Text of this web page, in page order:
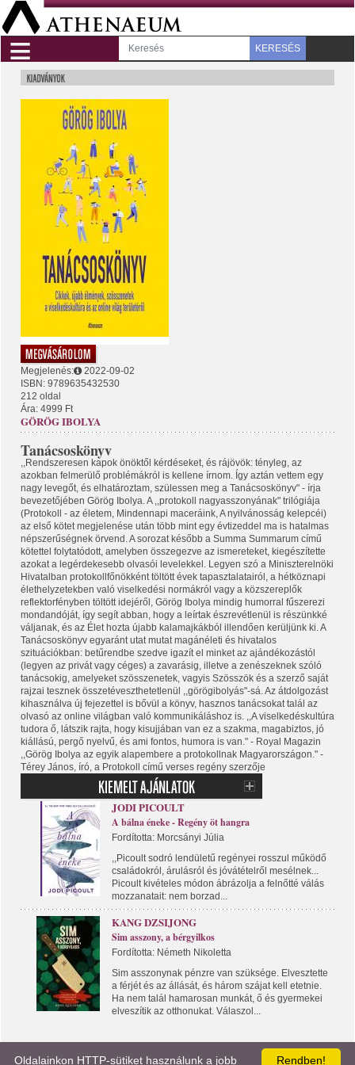
≡ KERESÉS
Megjelenés:
2022-09-02
ISBN: 9789635432530
212 oldal
Ára: 4999 Ft
GÖRÖG IBOLYA
Tanácsoskönyv
,,Rendszeresen kapok önöktől kérdéseket, és rájövök: tényleg, az
azokban felmerülő problémákról is kellene írnom. Így aztán vettem egy
nagy levegőt, és elhatároztam, szülessen meg a Tanácsoskönyv" - írja
bevezetőjében Görög Ibolya. A ,,protokoll nagyasszonyának" trilógiája
(Protokoll - az életem, Mindennapi maceráink, A nyilvánosság kelepcéi)
az első kötet megjelenése után több mint egy évtizeddel ma is hatalmas
népszerűségnek örvend. A sorozat később a Summa Summarum című
kötettel folytatódott, amelyben összegezve az ismereteket, kiegészítette
azokat a legérdekesebb olvasói levelekkel. Legyen szó a Miniszterelnöki
Hivatalban protokollfőnökként töltött évek tapasztalatairól, a hétköznapi
élethelyzetekben való viselkedési normákról vagy a közszereplők
reflektorfényben töltött idejéről, Görög Ibolya mindig humorral fűszerezi
mondandóját, így segít abban, hogy a leírtak észrevétlenül is részünkké
váljanak, és az Élet hozta újabb kalamajkákból illendően kerüljünk ki. A
Tanácsoskönyv egyaránt utat mutat magánéleti és hivatalos
szituációkban: betűrendbe szedve igazít el minket az ajándékozástól
(legyen az privát vagy céges) a zavarásig, illetve a zenészeknek szóló
tanácsokig, amelyeket szösszenetek, vagyis Szösszök és a szerző saját
rajzai tesznek összetéveszthetetlenül ,,görögibolyás"-sá. Az átdolgozást
kihasználva új fejezettel is bővül a könyv, hasznos tanácsokat talál az
olvasó az online világban való kommunikáláshoz is. ,,A viselkedéskultúra
tudora ő, látszik rajta, hogy kisujjában van ez a szakma, magabiztos, jó
kiállású, pergő nyelvű, és ami fontos, humora is van." - Royal Magazin
,,Görög Ibolya az egyik alapembere a protokollnak Magyarországon." -
Térey János, író, a Protokoll című verses regény szerzője
JODI PICOULT
A bálna éneke - Regény öt hangra
Fordította: Morcsányi Júlia
,,Picoult sodró lendületű regényei rosszul működő
családokról, árulásról és jóvátételről mesélnek...
Picoult kivételes módon ábrázolja a felnőtté válás
mozzanatait: nem borzad...
KANG DZSIJONG
Sim asszony, a bérgyilkos
Fordította: Németh Nikoletta
Sim asszonynak pénzre van szüksége. Elvesztette
a férjét és az állását, és három szájat kell etetnie.
Ha nem talál hamarosan munkát, ő és gyermekei
elveszítik az otthonukat. Válaszol...
Rendben!
Oldalainkon HTTP-sütiket használunk a jobb